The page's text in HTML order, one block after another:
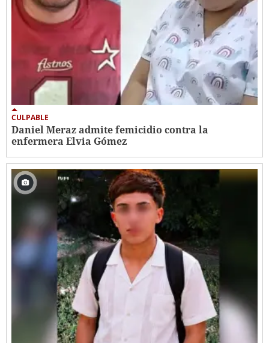
CULPABLE
Daniel Meraz admite femicidio contra la
enfermera Elvia Gómez